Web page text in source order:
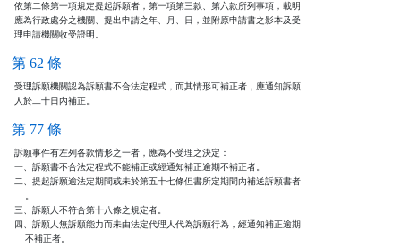
依第二條第一項規定提起訴願者，第一項第三款、第六款所列事項，載明
應為行政處分之機關、提出申請之年、月、日，並附原申請書之影本及受
理申請機關收受證明。
第 62 條
受理訴願機關認為訴願書不合法定程式，而其情形可補正者，應通知訴願
人於二十日內補正。
第 77 條
訴願事件有左列各款情形之一者，應為不受理之決定：
一、訴願書不合法定程式不能補正或經通知補正逾期不補正者。
二、提起訴願逾法定期間或未於第五十七條但書所定期間內補送訴願書者
    。
三、訴願人不符合第十八條之規定者。
四、訴願人無訴願能力而未由法定代理人代為訴願行為，經通知補正逾期
    不補正者。